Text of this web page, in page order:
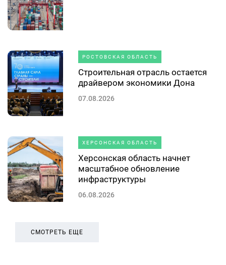
РОСТОВСКАЯ ОБЛАСТЬ
Строительная отрасль остается
драйвером экономики Дона
07.08.2026
ХЕРСОНСКАЯ ОБЛАСТЬ
Херсонская область начнет
масштабное обновление
инфраструктуры
06.08.2026
СМОТРЕТЬ ЕЩЕ